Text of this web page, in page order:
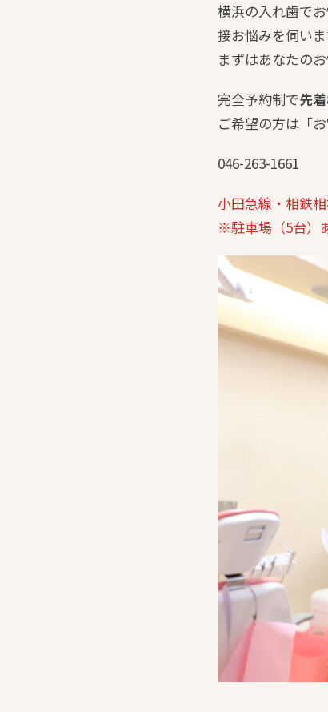
横浜の入れ歯で
接お悩みを伺いま
まずはあなたの
完全予約制で先
ご希望の方は「
046-263-1661
小田急線・相鉄
※駐車場（5台）